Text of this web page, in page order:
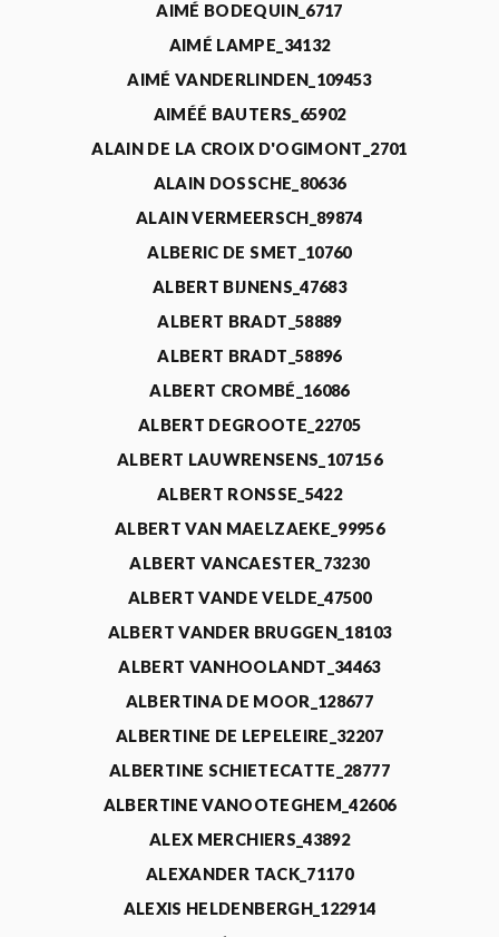
AIMÉ BODEQUIN_6717
AIMÉ LAMPE_34132
AIMÉ VANDERLINDEN_109453
AIMÉÉ BAUTERS_65902
ALAIN DE LA CROIX D'OGIMONT_2701
ALAIN DOSSCHE_80636
ALAIN VERMEERSCH_89874
ALBERIC DE SMET_10760
ALBERT BIJNENS_47683
ALBERT BRADT_58889
ALBERT BRADT_58896
ALBERT CROMBÉ_16086
ALBERT DEGROOTE_22705
ALBERT LAUWRENSENS_107156
ALBERT RONSSE_5422
ALBERT VAN MAELZAEKE_99956
ALBERT VANCAESTER_73230
ALBERT VANDE VELDE_47500
ALBERT VANDER BRUGGEN_18103
ALBERT VANHOOLANDT_34463
ALBERTINA DE MOOR_128677
ALBERTINE DE LEPELEIRE_32207
ALBERTINE SCHIETECATTE_28777
ALBERTINE VANOOTEGHEM_42606
ALEX MERCHIERS_43892
ALEXANDER TACK_71170
ALEXIS HELDENBERGH_122914